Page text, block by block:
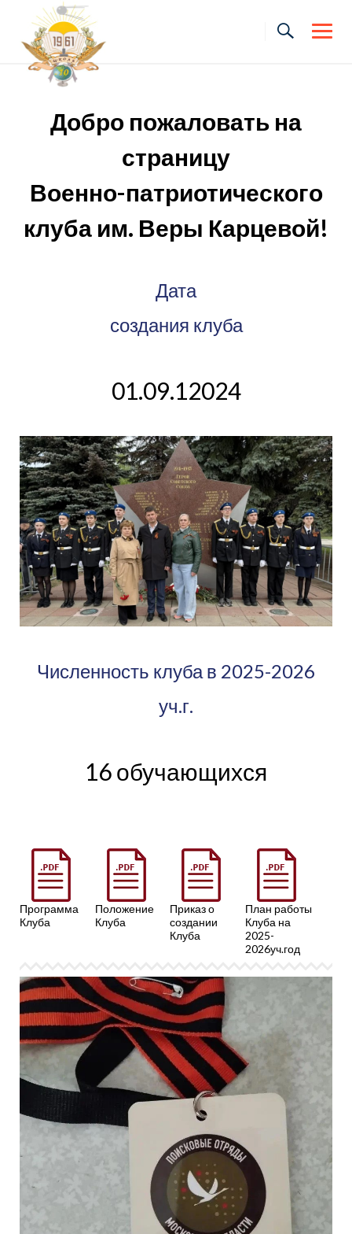
content
Добро пожаловать на
страницу
Военно-патриотического
клуба им. Веры Карцевой!
Дата
создания клуба
01.09.12024
Численность клуба в 2025-2026
уч.г.
16 обучающихся
Программа
Клуба
Положение
Клуба
Приказ о
создании
Клуба
План работы
Клуба на
2025-
2026уч.год